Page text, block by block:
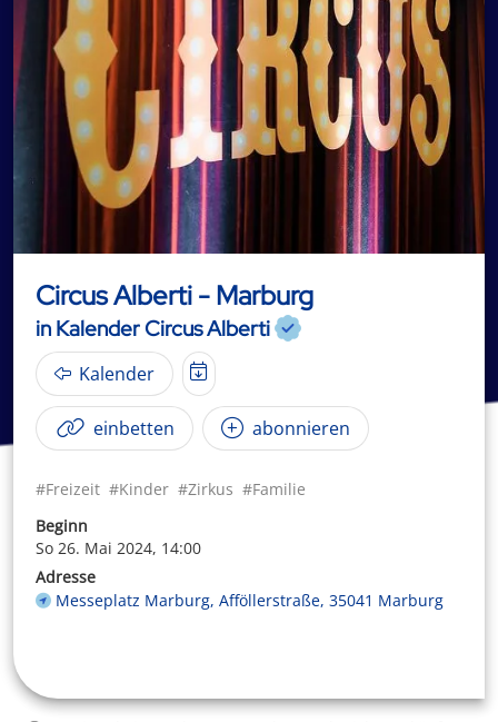
Circus Alberti - Marburg
in Kalender Circus Alberti
Kalender
einbetten abonnieren
#Freizeit #Kinder #Zirkus #Familie
Beginn
So 26. Mai 2024, 14:00
Adresse
Messeplatz Marburg, Afföllerstraße, 35041 Marburg